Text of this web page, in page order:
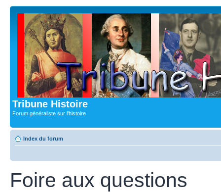
Tribune Histoire
Forum généraliste sur l'histoire
Index du forum
Foire aux questions